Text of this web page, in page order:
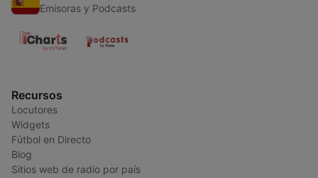
Emisoras y Podcasts
Recursos
Locutores
Widgets
Fútbol en Directo
Blog
Sitios web de radio por país